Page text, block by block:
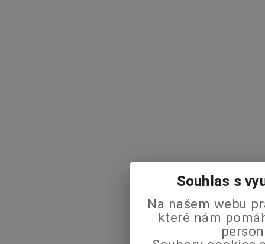
Souhlas s
Na našem webu
které nám